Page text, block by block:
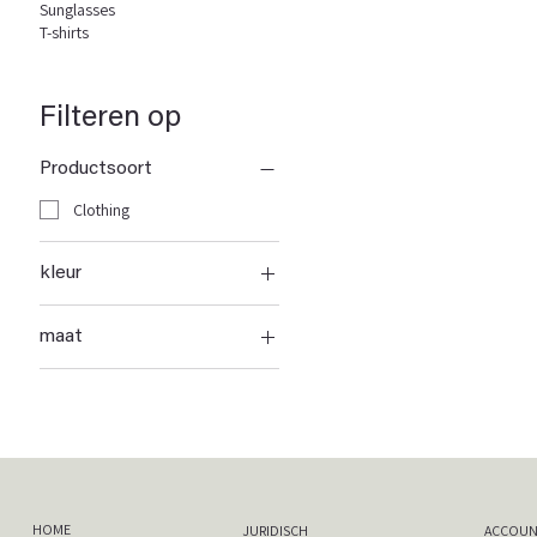
Sunglasses
T-shirts
Filteren op
Productsoort
Clothing
kleur
maat
HOME JURIDISCH